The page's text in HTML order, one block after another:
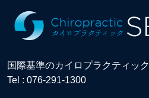
国際基準のカイロプラクティック
Tel : 076-291-1300